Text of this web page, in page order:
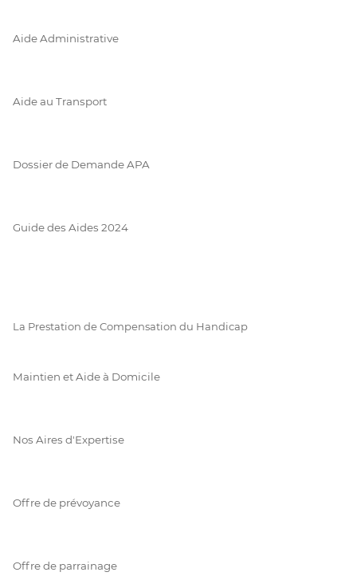
Aide Administrative
Aide au Transport
Dossier de Demande APA
Guide des Aides 2024
La Prestation de Compensation du Handicap
Maintien et Aide à Domicile
Nos Aires d'Expertise
Offre de prévoyance
Offre de parrainage